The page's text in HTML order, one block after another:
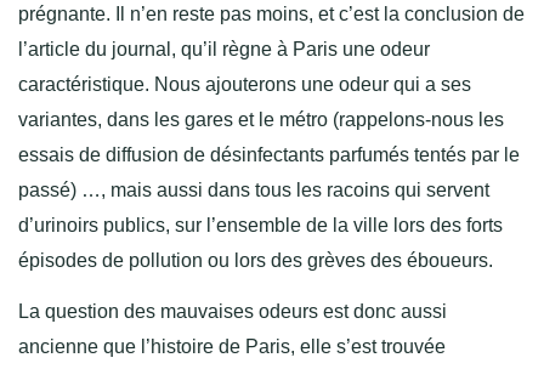
prégnante. Il n’en reste pas moins, et c’est la conclusion de
l’article du journal, qu’il règne à Paris une odeur
caractéristique. Nous ajouterons une odeur qui a ses
variantes, dans les gares et le métro (rappelons-nous les
essais de diffusion de désinfectants parfumés tentés par le
passé) …, mais aussi dans tous les racoins qui servent
d’urinoirs publics, sur l’ensemble de la ville lors des forts
épisodes de pollution ou lors des grèves des éboueurs.
La question des mauvaises odeurs est donc aussi
ancienne que l’histoire de Paris, elle s’est trouvée